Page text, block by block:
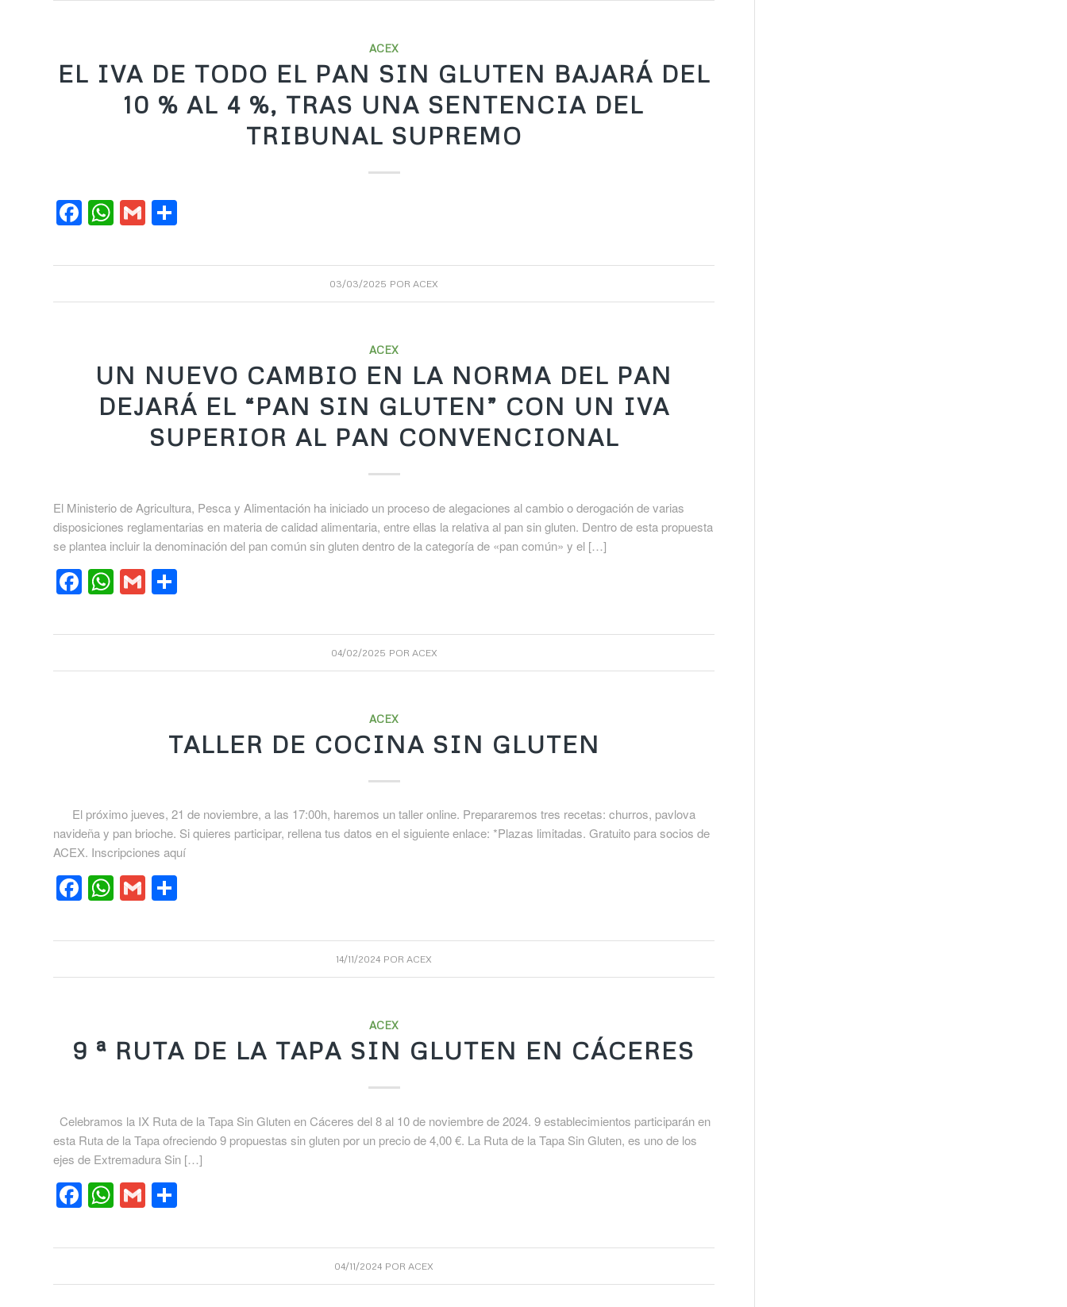
ACEX
EL IVA DE TODO EL PAN SIN GLUTEN BAJARÁ DEL
10 % AL 4 %, TRAS UNA SENTENCIA DEL
TRIBUNAL SUPREMO
Facebook
WhatsApp
Gmail
03/03/2025 POR ACEX
ACEX
UN NUEVO CAMBIO EN LA NORMA DEL PAN
DEJARÁ EL “PAN SIN GLUTEN” CON UN IVA
SUPERIOR AL PAN CONVENCIONAL
El Ministerio de Agricultura, Pesca y Alimentación ha iniciado un proceso de alegaciones al cambio o derogación de varias
disposiciones reglamentarias en materia de calidad alimentaria, entre ellas la relativa al pan sin gluten. Dentro de esta propuesta
se plantea incluir la denominación del pan común sin gluten dentro de la categoría de «pan común» y el […]
Facebook
WhatsApp
Gmail
04/02/2025 POR ACEX
ACEX
TALLER DE COCINA SIN GLUTEN
El próximo jueves, 21 de noviembre, a las 17:00h, haremos un taller online. Prepararemos tres recetas: churros, pavlova
navideña y pan brioche. Si quieres participar, rellena tus datos en el siguiente enlace: *Plazas limitadas. Gratuito para socios de
ACEX. Inscripciones aquí
Facebook
WhatsApp
Gmail
14/11/2024 PORACEX
ACEX
9 ª RUTA DE LA TAPA SIN GLUTEN EN CÁCERES
Celebramos la IX Ruta de la Tapa Sin Gluten en Cáceres del 8 al 10 de noviembre de 2024. 9 establecimientos participarán en
esta Ruta de la Tapa ofreciendo 9 propuestas sin gluten por un precio de 4,00 €. La Ruta de la Tapa Sin Gluten, es uno de los
ejes de Extremadura Sin […]
Facebook
WhatsApp
Gmail
04/11/2024 PORACEX